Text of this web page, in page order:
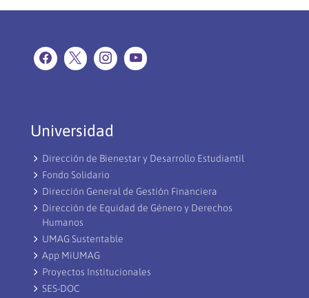
Universidad
Dirección de Bienestar y Desarrollo Estudiantil
Fondo Solidario
Dirección General de Gestión Financiera
Dirección de Equidad de Género y Derechos
Humanos
UMAG Sustentable
App MiUMAG
Proyectos Institucionales
SES-DOC